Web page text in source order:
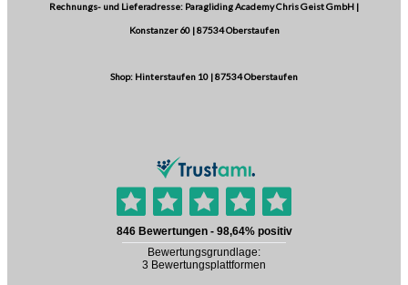
Rechnungs- und Lieferadresse: Paragliding Academy Chris Geist GmbH |
Konstanzer 60 | 87534 Oberstaufen
Shop: Hinterstaufen 10 | 87534 Oberstaufen